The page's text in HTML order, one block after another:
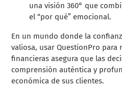
una visión 360° que
el “por qué” emocional.
En un mundo donde la
valiosa, usar QuestionPro para
financieras asegura que las
comprensión auténtica y
económica de sus clientes.